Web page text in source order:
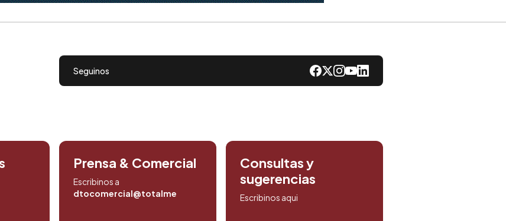
Seguinos
Prensa & Comercial
Escribinos a
dtocomercial@totalmedios.com
Consultas y
sugerencias
Escribinos aqui